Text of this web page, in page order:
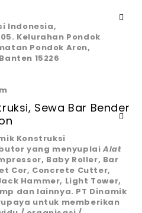
Indonesia,
Kelurahan Pondok
Pondok Aren,
15226
Sewa Bar Bender
Konstruksi
yang menyuplaiAlat
Baby Roller, Bar
Cor, Concrete Cutter,
Hammer, Light Tower,
dan lainnya. PT Dinamik
untuk memberikan